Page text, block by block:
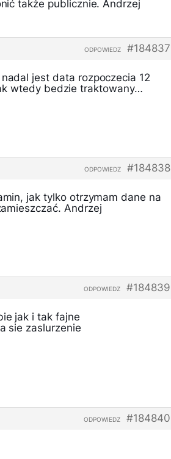
także publicznie. Andrzej
#184837
ODPOWIEDZ
jest data rozpoczecia 12
wtedy bedzie traktowany…
#184838
ODPOWIEDZ
jak tylko otrzymam dane na
Andrzej
#184839
ODPOWIEDZ
jak i tak fajne
sie zaslurzenie
#184840
ODPOWIEDZ